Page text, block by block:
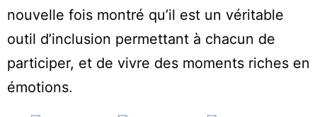
nouvelle fois montré qu’il est un véritable
outil d’inclusion permettant à chacun de
participer, et de vivre des moments riches en
émotions.